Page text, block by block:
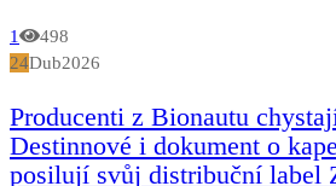
1
498
24Dub2026
Producenti z Bionautu
Destinnové i dokument o
posilují svůj distribuční label